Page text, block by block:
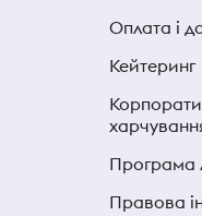
Оплата і
Кейтеринг
Програма
Правова